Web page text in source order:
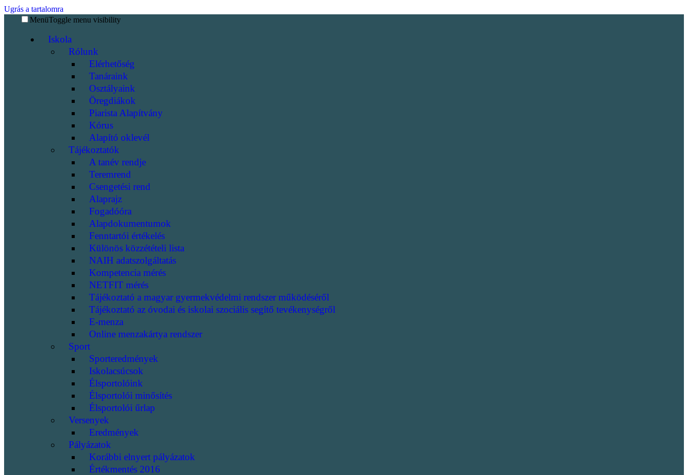
Ugrás a tartalomra
MenüToggle menu visibility
Iskola
Rólunk
Elérhetőség
Tanáraink
Osztályaink
Öregdiákok
Piarista Alapítvány
Kórus
Alapító oklevél
Tájékoztatók
A tanév rendje
Teremrend
Csengetési rend
Alaprajz
Fogadóóra
Alapdokumentumok
Fenntartói értékelés
Különös közzétételi lista
NAIH adatszolgáltatás
Kompetencia mérés
NETFIT mérés
Tájékoztató a magyar gyermekvédelmi rendszer működéséről
Tájékoztató az óvodai és iskolai szociális segítő tevékenységről
E-menza
Online menzakártya rendszer
Sport
Sporteredmények
Iskolacsúcsok
Élsportolóink
Élsportolói minősítés
Élsportolói űrlap
Versenyek
Eredmények
Pályázatok
Korábbi elnyert pályázatok
Értékmentés 2016